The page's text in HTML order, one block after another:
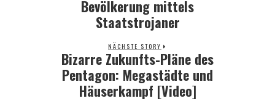
Bevölkerung mittels
Staatstrojaner
NÄCHSTE STORY
Next
post:
Bizarre Zukunfts-Pläne des
Pentagon: Megastädte und
Häuserkampf [Video]